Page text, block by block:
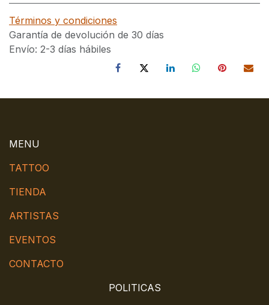
Términos y condiciones
Garantía de devolución de 30 días
Envío: 2-3 días hábiles
MENU
TATTOO
TIENDA
ARTISTAS
EVENTOS
CONTACTO
POLITICAS